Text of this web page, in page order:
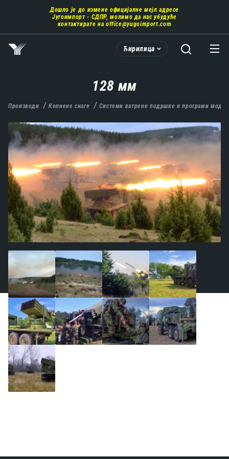
главни
део
садржаја
Дошло је до измене официјалне мејл адресе
Југоимпорт - СДПР, молимо да нас убудуће
контактирате на office@yugoimport.com
Ћирилица
128 мм
Производи Копнене снаге Системи ватрене подршке и програми